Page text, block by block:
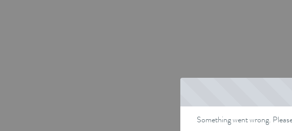
Something went wrong.